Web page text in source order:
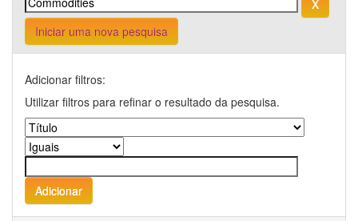
Iniciar uma nova pesquisa
Adicionar filtros:
Utilizar filtros para refinar o resultado da pesquisa.